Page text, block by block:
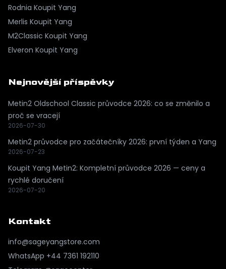
Rodnia Koupit Yang
Merlis Koupit Yang
M2Classic Koupit Yang
Elveron Koupit Yang
Nejnovější příspěvky
Metin2 Oldschool Classic průvodce 2026: co se změnilo a
proč se vracejí
2026-07-30
Metin2 průvodce pro začátečníky 2026: první týden a Yang
2026-07-23
Koupit Yang Metin2: Kompletní průvodce 2026 — ceny a
rychlé doručení
2026-07-20
Kontakt
info@sageyangstore.com
WhatsApp +44 7361 192110